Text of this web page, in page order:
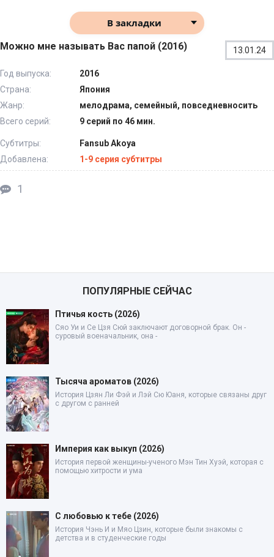
В закладки
Можно мне называть Вас папой (2016) 13.01.24
Год выпуска:
2016
Страна:
Япония
Жанр:
мелодрама, семейный, повседневносить
Всего серий:
9 серий по 46 мин.
Субтитры:
Fansub Akoya
Добавлена:
1-9 серия субтитры
1
ПОПУЛЯРНЫЕ СЕЙЧАС
Птичья кость (2026)
Сяо Уи и Се Цзя Сюй заключают договорной брак. Он -
суровый военачальник, она -
Тысяча ароматов (2026)
История Цзян Ли Фэй и Лэй Сю Юаня, которые связаны друг
с другом с ранней
Империя как выкуп (2026)
История первой женщины-ученого Мэн Тин Хуэй, которая с
помощью хитрости и ума
С любовью к тебе (2026)
История Чэнь И и Мяо Цзин, которые были знакомы с
детства и в студенческие годы